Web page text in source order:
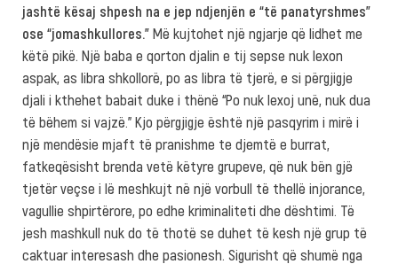
jashtë kësaj shpesh na e jep ndjenjën e “të panatyrshmes”
ose “jomashkullores.” Më kujtohet një ngjarje që lidhet me
këtë pikë. Një baba e qorton djalin e tij sepse nuk lexon
aspak, as libra shkollorë, po as libra të tjerë, e si përgjigje
djali i kthehet babait duke i thënë “Po nuk lexoj unë, nuk dua
të bëhem si vajzë.” Kjo përgjigje është një pasqyrim i mirë i
një mendësie mjaft të pranishme te djemtë e burrat,
fatkeqësisht brenda vetë këtyre grupeve, që nuk bën gjë
tjetër veçse i lë meshkujt në një vorbull të thellë injorance,
vagullie shpirtërore, po edhe kriminaliteti dhe dështimi. Të
jesh mashkull nuk do të thotë se duhet të kesh një grup të
caktuar interesash dhe pasionesh. Sigurisht që shumë nga